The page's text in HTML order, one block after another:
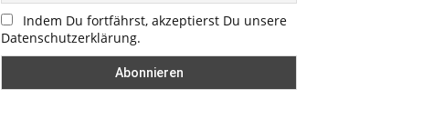
Indem Du fortfährst, akzeptierst Du unsere
Datenschutzerklärung.